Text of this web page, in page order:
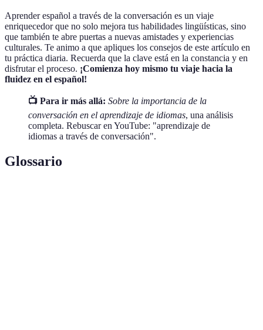
Aprender español a través de la conversación es un viaje
enriquecedor que no solo mejora tus habilidades lingüísticas, sino
que también te abre puertas a nuevas amistades y experiencias
culturales. Te animo a que apliques los consejos de este artículo en
tu práctica diaria. Recuerda que la clave está en la constancia y en
disfrutar el proceso. ¡Comienza hoy mismo tu viaje hacia la
fluidez en el español!
📺 Para ir más allá: Sobre la importancia de la
conversación en el aprendizaje de idiomas, una análisis
completa. Rebuscar en YouTube: "aprendizaje de
idiomas a través de conversación".
Glossario